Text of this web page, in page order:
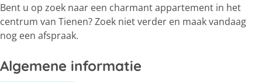
Bent u op zoek naar een charmant appartement in het
centrum van Tienen? Zoek niet verder en maak vandaag
nog een afspraak.
Algemene informatie